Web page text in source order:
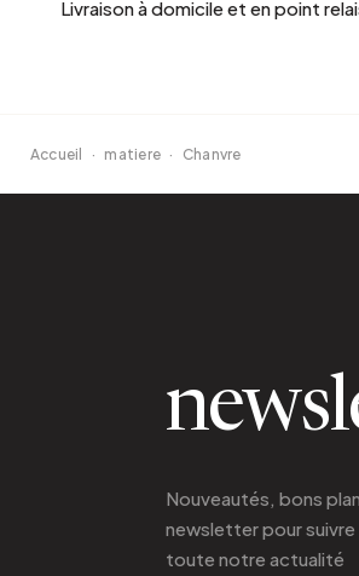
Livraison à domicile et en point
Accueil · matiere · Chanvre
Nouveautés, bons
newsletterpour suivre
toute notre actualité